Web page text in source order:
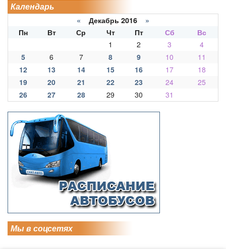
Календарь
« Декабрь 2016 »
Пн
Вт Ср Чт Пт Сб
Вс
1
2 3
4
5
6 7 8 9 10
11
12
13 14 15 16 17
18
19
20 21 22 23 24
25
26
27 28 29 30 31
Мы в соцсетях